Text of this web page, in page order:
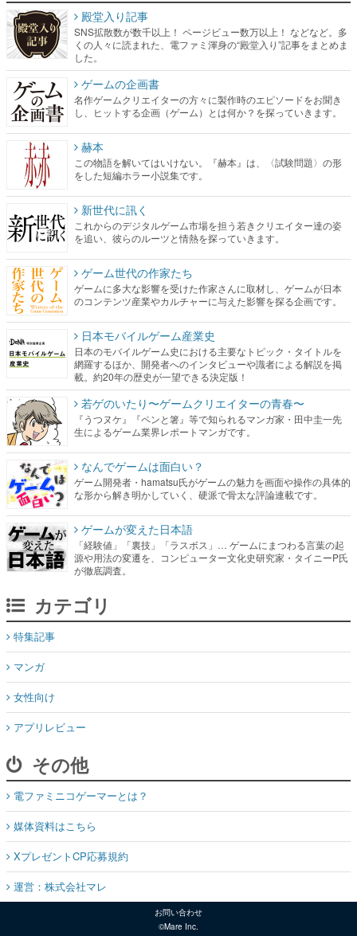
殿堂入り記事
SNS拡散数が数千以上！ ページビュー数万以上！ などなど。多
くの人々に読まれた、電ファミ渾身の“殿堂入り”記事をまとめま
した。
ゲームの企画書
名作ゲームクリエイターの方々に製作時のエピソードをお聞き
し、ヒットする企画（ゲーム）とは何か？を探っていきます。
赫本
この物語を解いてはいけない。『赫本』は、〈試験問題〉の形
をした短編ホラー小説集です。
新世代に訊く
これからのデジタルゲーム市場を担う若きクリエイター達の姿
を追い、彼らのルーツと情熱を探っていきます。
ゲーム世代の作家たち
ゲームに多大な影響を受けた作家さんに取材し、ゲームが日本
のコンテンツ産業やカルチャーに与えた影響を探る企画です。
日本モバイルゲーム産業史
日本のモバイルゲーム史における主要なトピック・タイトルを
網羅するほか、開発者へのインタビューや識者による解説を掲
載。約20年の歴史が一望できる決定版！
若ゲのいたり〜ゲームクリエイターの青春〜
『うつヌケ』『ペンと箸』等で知られるマンガ家・田中圭一先
生によるゲーム業界レポートマンガです。
なんでゲームは面白い？
ゲーム開発者・hamatsu氏がゲームの魅力を画面や操作の具体的
な形から解き明かしていく、硬派で骨太な評論連載です。
ゲームが変えた日本語
「経験値」「裏技」「ラスボス」… ゲームにまつわる言葉の起
源や用法の変遷を、コンピューター文化史研究家・タイニーP氏
が徹底調査。
カテゴリ
特集記事
マンガ
女性向け
アプリレビュー
その他
電ファミニコゲーマーとは？
媒体資料はこちら
XプレゼントCP応募規約
運営：株式会社マレ
お問い合わせ
©Mare Inc.